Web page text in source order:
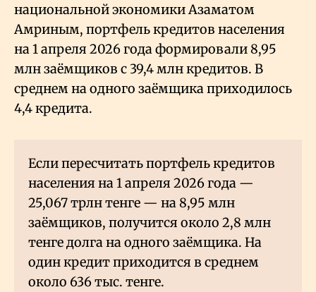
национальной экономики Азаматом
Амриным, портфель кредитов населения
на 1 апреля 2026 года формировали 8,95
млн заёмщиков с 39,4 млн кредитов. В
среднем на одного заёмщика приходилось
4,4 кредита.
Если пересчитать портфель кредитов
населения на 1 апреля 2026 года —
25,067 трлн тенге — на 8,95 млн
заёмщиков, получится около 2,8 млн
тенге долга на одного заёмщика. На
один кредит приходится в среднем
около 636 тыс. тенге.